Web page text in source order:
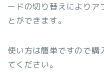
ードの切り替えによりア
とができます。
使い方は簡単ですので購
てください。